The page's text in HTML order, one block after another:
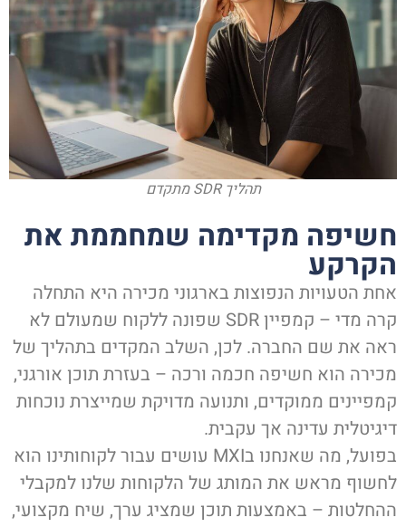
תהליך SDR מתקדם
חשיפה מקדימה שמחממת את
הקרקע
אחת הטעויות הנפוצות בארגוני מכירה היא התחלה
קרה מדי – קמפיין SDR שפונה ללקוח שמעולם לא
ראה את שם החברה. לכן, השלב המקדים בתהליך של
מכירה הוא חשיפה חכמה ורכה – בעזרת תוכן אורגני,
קמפיינים ממוקדים, ותנועה מדויקת שמייצרת נוכחות
דיגיטלית עדינה אך עקבית.
בפועל, מה שאנחנו בMXI עושים עבור לקוחותינו הוא
לחשוף מראש את המותג של הלקוחות שלנו למקבלי
ההחלטות – באמצעות תוכן שמציג ערך, שיח מקצועי,